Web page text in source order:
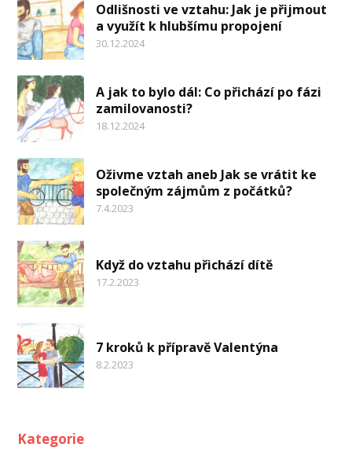
Odlišnosti ve vztahu: Jak je přijmout
a využít k hlubšímu propojení
30.12.2024
A jak to bylo dál: Co přichází po fázi
zamilovanosti?
18.12.2024
Oživme vztah aneb Jak se vrátit ke
společným zájmům z počátků?
7.4.2023
Když do vztahu přichází dítě
17.2.2023
7 kroků k přípravě Valentýna
8.2.2023
Kategorie